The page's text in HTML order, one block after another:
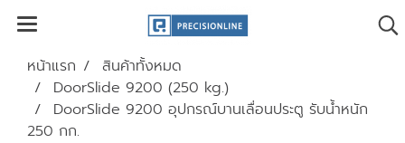
หน้าแรก
สินค้าทั้งหมด
DoorSlide 9200 (250 kg.)
DoorSlide 9200 อุปกรณ์บานเลื่อนประตู รับน้ำหนัก
250 กก.